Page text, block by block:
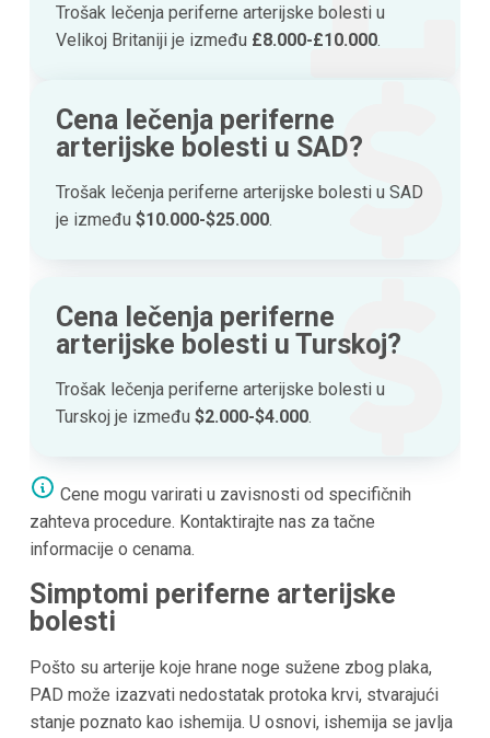
Trošak lečenja periferne arterijske bolesti u
Velikoj Britaniji je između £8.000-£10.000.
Cena lečenja periferne
arterijske bolesti u SAD?
Trošak lečenja periferne arterijske bolesti u SAD
je između $10.000-$25.000.
Cena lečenja periferne
arterijske bolesti u Turskoj?
Trošak lečenja periferne arterijske bolesti u
Turskoj je između $2.000-$4.000.
Cene mogu varirati u zavisnosti od specifičnih
zahteva procedure. Kontaktirajte nas za tačne
informacije o cenama.
Simptomi periferne arterijske
bolesti
Pošto su arterije koje hrane noge sužene zbog plaka,
PAD može izazvati nedostatak protoka krvi, stvarajući
stanje poznato kao ishemija. U osnovi, ishemija se javlja